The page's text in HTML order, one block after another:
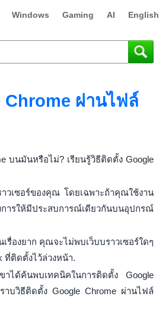
Windows Gaming AI English
ผ่านไฟล์
บนมันหรือไม่? เรียนรู้วิธีติดตั้ง Google
วเซอร์ของคุณ โดยเฉพาะถ้าคุณใช้งาน
ารให้มีประสบการณ์เดียวกันบนอุปกรณ์
รื่องยาก คุณจะไม่พบเว็บบราวเซอร์ใดๆ
ที่ติดตั้งไว้ล่วงหน้า.
ได้ค้นพบเทคนิคในการติดตั้ง Google
บวิธีติดตั้ง Google Chrome ผ่านไฟล์